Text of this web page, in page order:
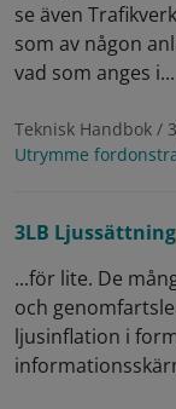
se även
som av någon
vad som anges i...
Teknisk Handbok /
Utrymme
3LB Ljussättning
...för lite. De
och
ljusinflation i